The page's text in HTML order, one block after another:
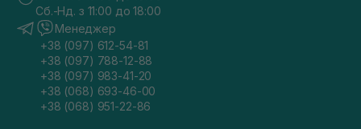
Сб.-Нд. з 11:00 до 18:00
Менеджер
+38 (097) 612-54-81
+38 (097) 788-12-88
+38 (097) 983-41-20
+38 (068) 693-46-00
+38 (068) 951-22-86